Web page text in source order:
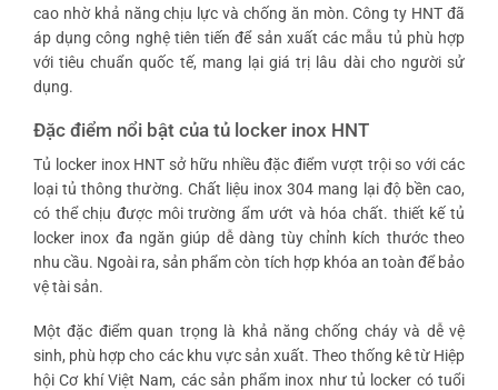
cao nhờ khả năng chịu lực và chống ăn mòn. Công ty HNT đã
áp dụng công nghệ tiên tiến để sản xuất các mẫu tủ phù hợp
với tiêu chuẩn quốc tế, mang lại giá trị lâu dài cho người sử
dụng.
Đặc điểm nổi bật của tủ locker inox HNT
Tủ locker inox HNT sở hữu nhiều đặc điểm vượt trội so với các
loại tủ thông thường. Chất liệu inox 304 mang lại độ bền cao,
có thể chịu được môi trường ẩm ướt và hóa chất. thiết kế tủ
locker inox đa ngăn giúp dễ dàng tùy chỉnh kích thước theo
nhu cầu. Ngoài ra, sản phẩm còn tích hợp khóa an toàn để bảo
vệ tài sản.
Một đặc điểm quan trọng là khả năng chống cháy và dễ vệ
sinh, phù hợp cho các khu vực sản xuất. Theo thống kê từ Hiệp
hội Cơ khí Việt Nam, các sản phẩm inox như tủ locker có tuổi